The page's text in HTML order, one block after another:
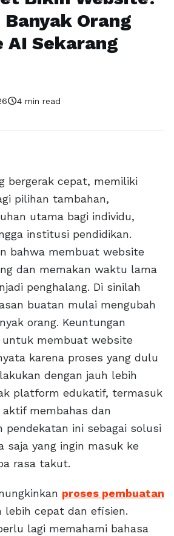
Orang
AI Sekarang
schedule4 min read
bergerak cepat, memiliki
pilihan tambahan,
utama bagi individu,
institusi pendidikan.
bahwa membuat website
dan memakan waktu lama
penghalang. Di sinilah
buatan mulai mengubah
orang. Keuntungan
untuk membuat website
karena proses yang dulu
dengan jauh lebih
platform edukatif, termasuk
aktif membahas dan
pendekatan ini sebagai solusi
saja yang ingin masuk ke
rasa takut.
proses pembuatan
lebih cepat dan efisien.
lagi memahami bahasa